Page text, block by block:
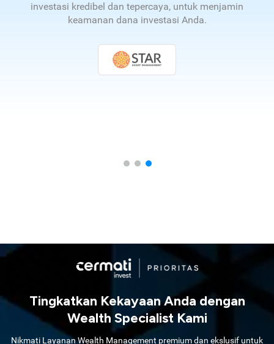
investasi kredibel dan tepercaya, untuk menjamin
keamanan dana investasi Anda.
Tingkatkan Kekayaan Anda dengan
Wealth Specialist Kami
Nikmati Layanan Wealth Management premium dan ekslusif untuk